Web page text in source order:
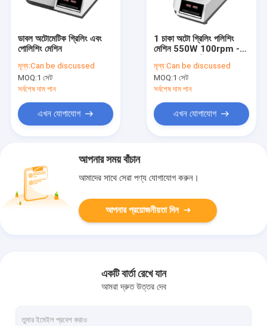
ডাবল অটোমেটিক গ্রিলিং এবং
পোলিশিং মেশিন
মূল্য:Can be discussed
MOQ:1 সেট
সর্বশেষ দাম পান
এখন যোগাযোগ
1 চাকা অটো গ্রিলিং পলিশিং
মেশিন 550W 100rpm -
1000A
মূল্য:Can be discussed
MOQ:1 সেট
সর্বশেষ দাম পান
এখন যোগাযোগ
আপনার সময় বাঁচান
আমাদের সাথে সেরা পণ্য যোগাযোগ করুন।
আপনার প্রয়োজনীয়তা দিন
একটি বার্তা রেখে যান
আমরা দ্রুত উত্তর দেব